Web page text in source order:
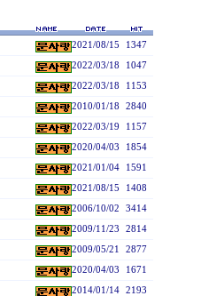
2021/08/15 1347
2022/03/18 1047
2022/03/18 1153
2010/01/18 2840
2022/03/19 1157
2020/04/03 1854
2021/01/04 1591
2021/08/15 1408
2006/10/02 3414
2009/11/23 2814
2009/05/21 2877
2020/04/03 1671
2014/01/14 2193